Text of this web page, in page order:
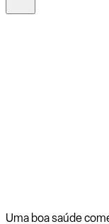
Uma boa saúde